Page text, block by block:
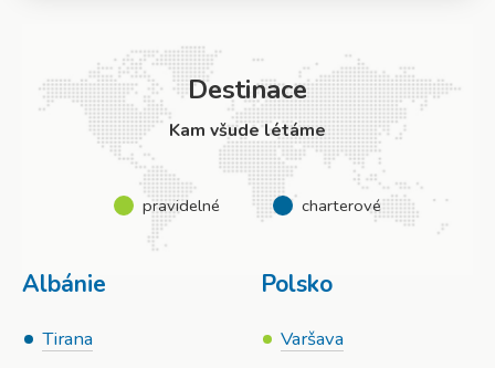
Destinace
Kam všude létáme
pravidelné charterové
Albánie
Tirana
Polsko
Varšava